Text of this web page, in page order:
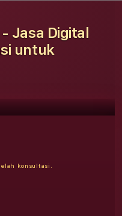
Jasa Digital
untuk
konsultasi.